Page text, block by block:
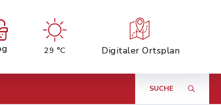
29 °C Digitaler Ortsplan
SUCHE